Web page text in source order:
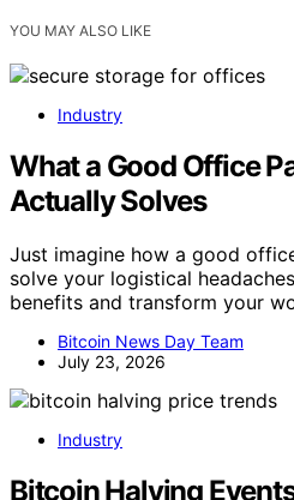
YOU MAY ALSO LIKE
Industry
What a Good Office
Actually Solves
Just imagine how a good
solve your logistical
benefits and transform your
Bitcoin News Day Team
July 23, 2026
Industry
Bitcoin Halving